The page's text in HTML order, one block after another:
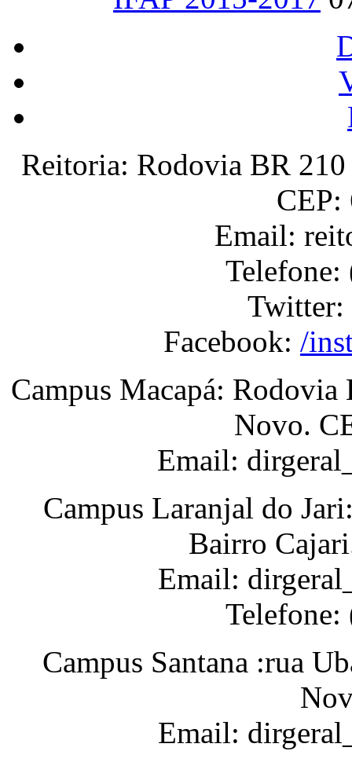
Reitoria: Rodovia BR
CEP:
Email:
Twitter:
Facebook: /
Campus Macapá:
Novo.
Email:
Campus Laranjal do
Bairro
Email:
Campus Santana :rua
Email: